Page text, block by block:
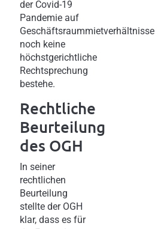
der Covid-19
Pandemie auf
Geschäftsraummietverhältnisse
noch keine
höchstgerichtliche
Rechtsprechung
bestehe.
Rechtliche
Beurteilung
des OGH
In seiner
rechtlichen
Beurteilung
stellte der OGH
klar, dass es für